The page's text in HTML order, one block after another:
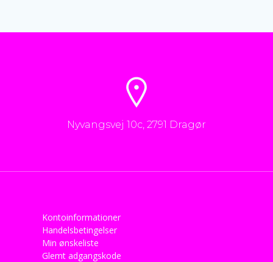
Nyvangsvej 10c, 2791 Dragør
Kontoinformationer
Handelsbetingelser
Min ønskeliste
Glemt adgangskode